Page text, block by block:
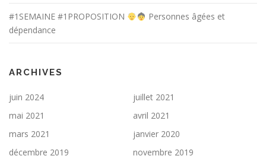
#1SEMAINE #1PROPOSITION
Personnes âgées et
dépendance
ARCHIVES
juin 2024
juillet 2021
mai 2021
avril 2021
mars 2021
janvier 2020
décembre 2019
novembre 2019